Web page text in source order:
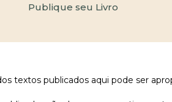
Publique seu Livro
textos publicados aqui pode ser